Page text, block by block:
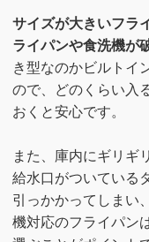
サイズが大きいフラ
ライパンや食洗機が
き型なのかビルトイ
ので、どのくらい入
おくと安心です。
また、庫内にギリギ
給水口がついている
引っかかってしまい
機対応のフライパン